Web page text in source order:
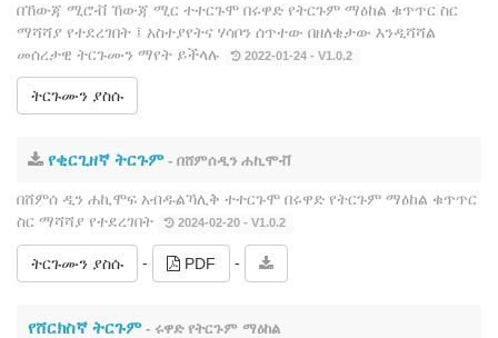
በኸውጃ ሚሮቭ ኸውጃ ሚር ተተርጉሞ በሩዋድ የትርጉም ማዕከል ቁጥጥር ስር
ማሻሻያ የተደረገበት ፤ አስተያየትና ሃሳቦን ሰጥተው በዘለቄታው እንዲሻሻል
መሰረታዊ ትርጉሙን ማየት ይችላሉ
2022-01-24 - V1.0.2
ትርጉሙን ያስሱ
የቂርጊዘኛ ትርጉም- በሸምሰዲን ሐኪሞቭ
በሸምሰ ዲን ሐኪሞፍ አብዱልኻሊቅ ተተርጉሞ በሩዋድ የትርጉም ማዕከል ቁጥጥር
ስር ማሻሻያ የተደረገበት
2024-02-20 - V1.0.2
ትርጉሙን ያስሱ - PDF -
የሸርክስኛ ትርጉም- ሩዋድ የትርጉም ማዕከል